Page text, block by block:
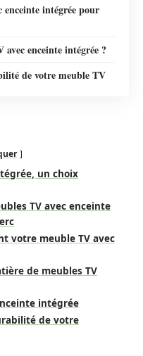
intégrée pour
enceinte intégrée ?
de votre meuble TV
un choix
TV avec enceinte
votre meuble TV avec
de meubles TV
intégrée
de votre